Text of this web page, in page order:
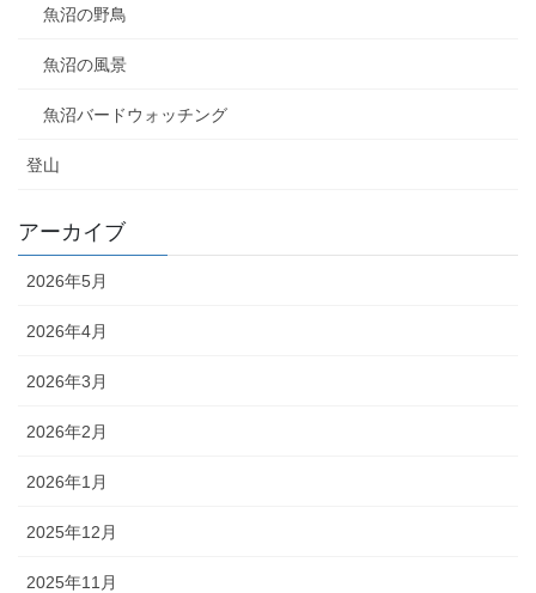
魚沼の野鳥
魚沼の風景
魚沼バードウォッチング
登山
アーカイブ
2026年5月
2026年4月
2026年3月
2026年2月
2026年1月
2025年12月
2025年11月